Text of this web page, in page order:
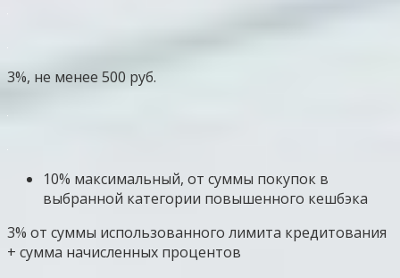
3%, не менее 500 руб.
10% максимальный, от суммы покупок в
выбранной категории повышенного кешбэка
3% от суммы использованного лимита кредитования
+ сумма начисленных процентов